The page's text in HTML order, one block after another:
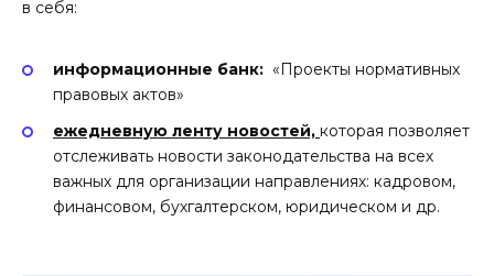
в себя:
информационные банк: «Проекты нормативных
правовых актов»
ежедневную ленту новостей, которая позволяет
отслеживать новости законодательства на всех
важных для организации направлениях: кадровом,
финансовом, бухгалтерском, юридическом и др.